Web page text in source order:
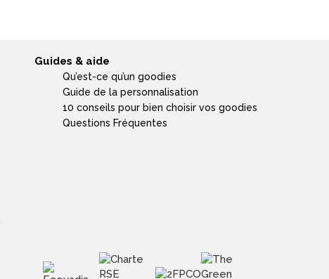
Guides & aide
Qu’est-ce qu’un goodies
Guide de la personnalisation
10 conseils pour bien choisir vos goodies
Questions Fréquentes